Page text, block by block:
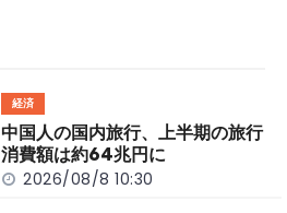
n
k
経済
中国人の国内旅行、上半期の旅行
消費額は約64兆円に
2026/08/8 10:30